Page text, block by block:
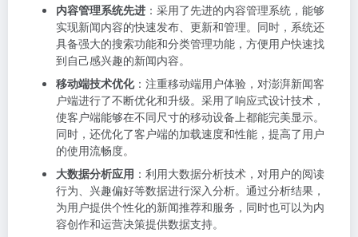
内容管理系统先进 ：采用了先进的内容管理系统，能够
实现新闻内容的快速发布、更新和管理。同时，系统还
具备强大的搜索功能和分类管理功能，方便用户快速找
到自己感兴趣的新闻内容。
移动端技术优化：注重移动端用户体验，对澎湃新闻客
户端进行了不断优化和升级。采用了响应式设计技术，
使客户端能够在不同尺寸的移动设备上都能完美显示。
同时，还优化了客户端的加载速度和性能，提高了用户
的使用流畅度。
大数据分析应用 ：利用大数据分析技术，对用户的阅读
行为、兴趣偏好等数据进行深入分析。通过分析结果，
为用户提供个性化的新闻推荐和服务，同时也可以为内
容创作和运营决策提供数据支持。